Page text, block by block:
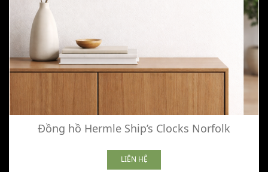
Đồng hồ Hermle Ship’s Clocks Norfolk
LIÊN HỆ